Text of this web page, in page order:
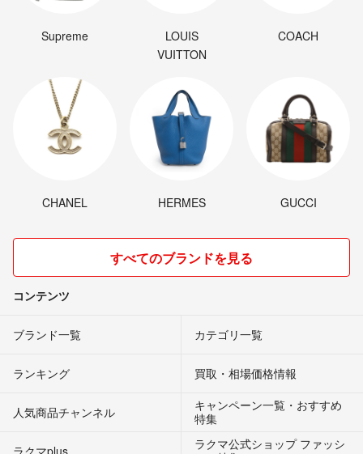
Supreme
LOUIS
VUITTON
COACH
CHANEL HERMES GUCCI
すべてのブランドを見る
コンテンツ
ブランド一覧 カテゴリ一覧
ランキング 買取・相場価格情報
人気商品チャンネル
キャンペーン一覧・おすすめ
特集
ラクマ公式ショップ ファッシ